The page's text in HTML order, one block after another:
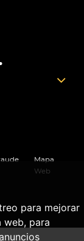
para mejorar
web, para
Mapa
Web